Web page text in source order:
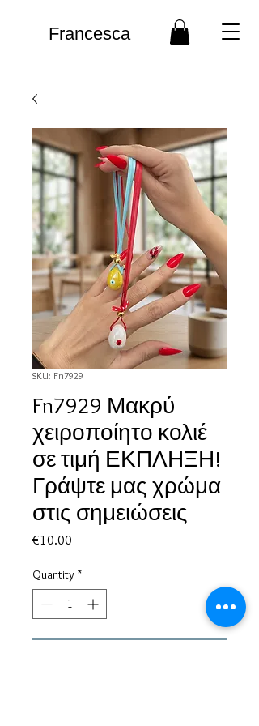
Francesca
SKU: Fn7929
Fn7929 Μακρύ
χειροποίητο κολιέ
σε τιμή ΕΚΠΛΗΞΗ!
Γράψτε μας χρώμα
στις σημειώσεις
€10.00
Quantity *